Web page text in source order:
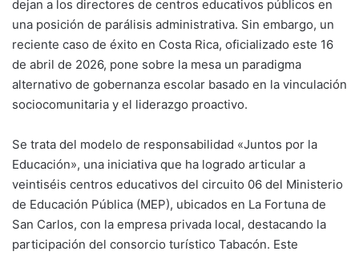
dejan a los directores de centros educativos públicos en
una posición de parálisis administrativa. Sin embargo, un
reciente caso de éxito en Costa Rica, oficializado este 16
de abril de 2026, pone sobre la mesa un paradigma
alternativo de gobernanza escolar basado en la vinculación
sociocomunitaria y el liderazgo proactivo.
Se trata del modelo de responsabilidad «Juntos por la
Educación», una iniciativa que ha logrado articular a
veintiséis centros educativos del circuito 06 del Ministerio
de Educación Pública (MEP), ubicados en La Fortuna de
San Carlos, con la empresa privada local, destacando la
participación del consorcio turístico Tabacón. Este